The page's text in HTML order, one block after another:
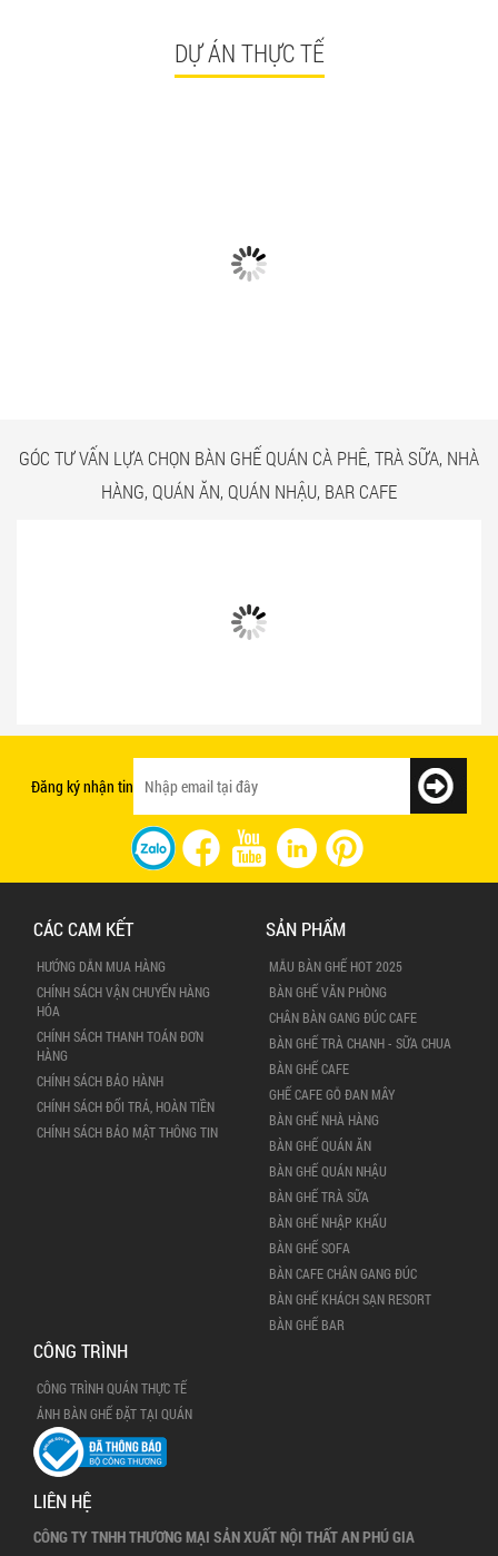
DỰ ÁN THỰC TẾ
GÓC TƯ VẤN LỰA CHỌN BÀN GHẾ QUÁN CÀ PHÊ, TRÀ SỮA, NHÀ
HÀNG, QUÁN ĂN, QUÁN NHẬU, BAR CAFE
Đăng ký nhận tin
CÁC CAM KẾT
HƯỚNG DẪN MUA HÀNG
CHÍNH SÁCH VẬN CHUYỂN HÀNG
HÓA
CHÍNH SÁCH THANH TOÁN ĐƠN
HÀNG
CHÍNH SÁCH BẢO HÀNH
CHÍNH SÁCH ĐỔI TRẢ, HOÀN TIỀN
CHÍNH SÁCH BẢO MẬT THÔNG TIN
SẢN PHẨM
MẪU BÀN GHẾ HOT 2025
BÀN GHẾ VĂN PHÒNG
CHÂN BÀN GANG ĐÚC CAFE
BÀN GHẾ TRÀ CHANH - SỮA CHUA
BÀN GHẾ CAFE
GHẾ CAFE GỖ ĐAN MÂY
BÀN GHẾ NHÀ HÀNG
BÀN GHẾ QUÁN ĂN
BÀN GHẾ QUÁN NHẬU
BÀN GHẾ TRÀ SỮA
BÀN GHẾ NHẬP KHẨU
BÀN GHẾ SOFA
BÀN CAFE CHÂN GANG ĐÚC
BÀN GHẾ KHÁCH SẠN RESORT
BÀN GHẾ BAR
CÔNG TRÌNH
CÔNG TRÌNH QUÁN THỰC TẾ
ẢNH BÀN GHẾ ĐẶT TẠI QUÁN
LIÊN HỆ
CÔNG TY TNHH THƯƠNG MẠI SẢN XUẤT NỘI THẤT AN PHÚ GIA